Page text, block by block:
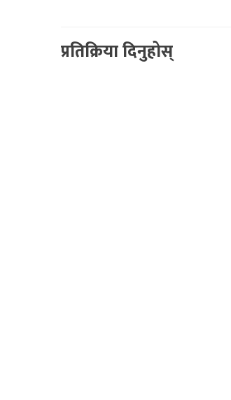
प्रतिक्रिया दिनुहोस्